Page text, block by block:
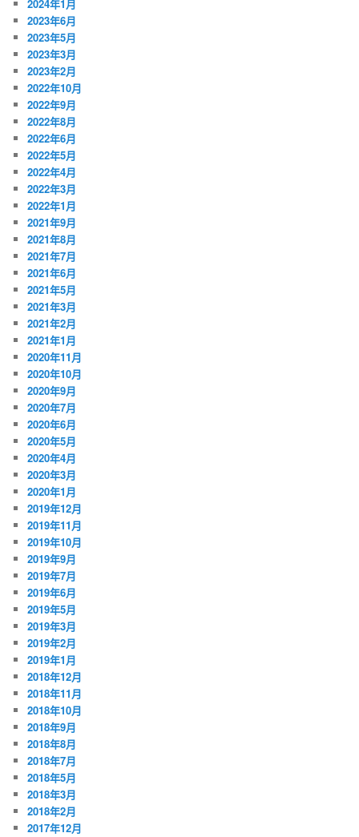
2024年1月
2023年6月
2023年5月
2023年3月
2023年2月
2022年10月
2022年9月
2022年8月
2022年6月
2022年5月
2022年4月
2022年3月
2022年1月
2021年9月
2021年8月
2021年7月
2021年6月
2021年5月
2021年3月
2021年2月
2021年1月
2020年11月
2020年10月
2020年9月
2020年7月
2020年6月
2020年5月
2020年4月
2020年3月
2020年1月
2019年12月
2019年11月
2019年10月
2019年9月
2019年7月
2019年6月
2019年5月
2019年3月
2019年2月
2019年1月
2018年12月
2018年11月
2018年10月
2018年9月
2018年8月
2018年7月
2018年5月
2018年3月
2018年2月
2017年12月